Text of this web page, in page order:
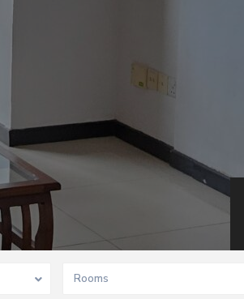
Rooms